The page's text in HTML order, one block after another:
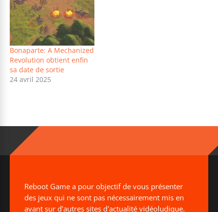
Bonaparte: A Mechanized
Revolution obtient enfin
sa date de sortie
24 avril 2025
Reboot Game a pour objectif de vous présenter
des jeux qui ne sont pas nécessairement mis en
avant sur d'autres sites d'actualité vidéoludique.